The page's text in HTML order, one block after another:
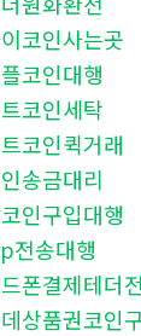
코인사는곳
코인대행
코인세탁
코인퀵거래
송금대리
인구입대행
전송대행
폰결제테더
상품권코인